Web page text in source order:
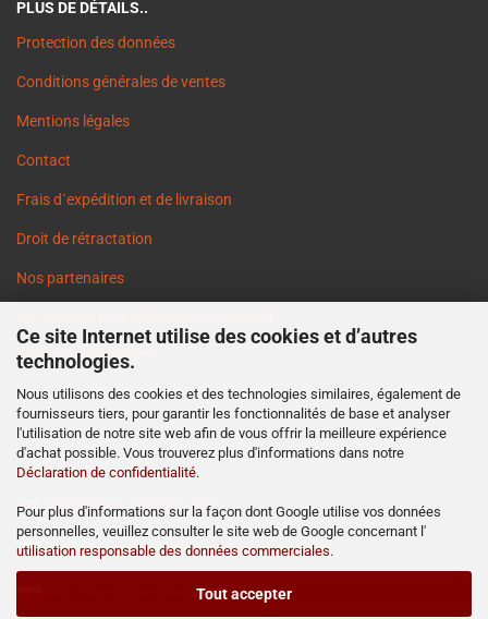
Ce site Internet utilise des cookies et d’autres
technologies.
Nous utilisons des cookies et des technologies similaires, également de
fournisseurs tiers, pour garantir les fonctionnalités de base et analyser
l'utilisation de notre site web afin de vous offrir la meilleure expérience
d'achat possible. Vous trouverez plus d'informations dans notre
Déclaration de confidentialité.
Pour plus d'informations sur la façon dont Google utilise vos données
personnelles, veuillez consulter le site web de Google concernant l'
utilisation responsable des données commerciales.
Tout accepter
PLUS DE DÉTAILS..
Protection des données
Conditions générales de ventes
Mentions légales
Contact
Frais d`expédition et de livraison
Droit de rétractation
Nos partenaires
Cookie Einstellungen
http://www.ost2rad.com
http://www.moto-prodejna.cz
http://mz-motor-shop.com